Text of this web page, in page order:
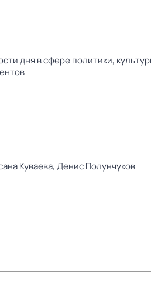
дня в сфере политики,
Куваева,Денис Полунчуков